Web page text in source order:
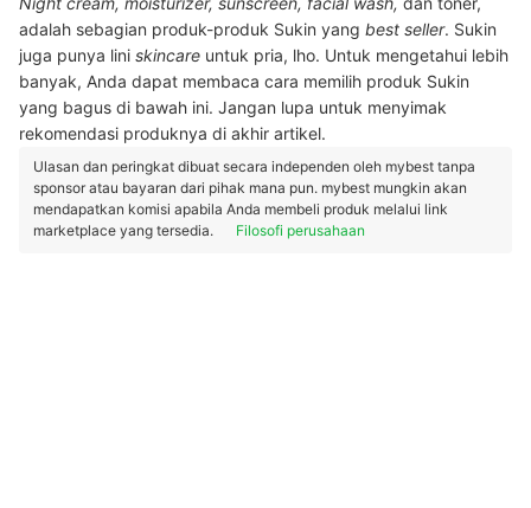
adalah sebagian produk-produk Sukin yang best seller. Sukin
juga punya lini skincare untuk pria, lho. Untuk mengetahui lebih
banyak, Anda dapat membaca cara memilih produk Sukin
yang bagus di bawah ini. Jangan lupa untuk menyimak
rekomendasi produknya di akhir artikel.
Ulasan dan peringkat dibuat secara independen oleh mybest tanpa
sponsor atau bayaran dari pihak mana pun. mybest mungkin akan
mendapatkan komisi apabila Anda membeli produk melalui link
marketplace yang tersedia.
Filosofi perusahaan